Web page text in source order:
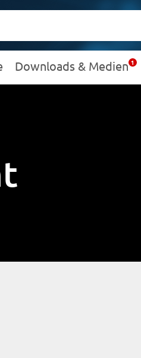
Downloads & Medien